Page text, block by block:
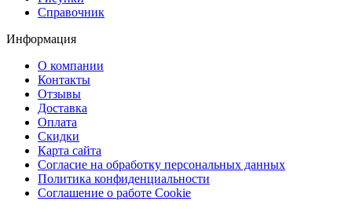
Справочник
Информация
О компании
Контакты
Отзывы
Доставка
Оплата
Скидки
Карта сайта
Согласие на обработку персональных данных
Политика конфиденциальности
Соглашение о работе Cookie